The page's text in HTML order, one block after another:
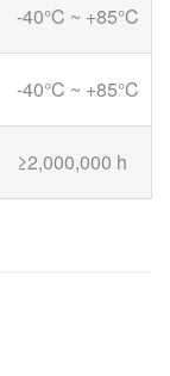
-40°C ~ +85°C
-40°C ~ +85°C
≥2,000,000 h